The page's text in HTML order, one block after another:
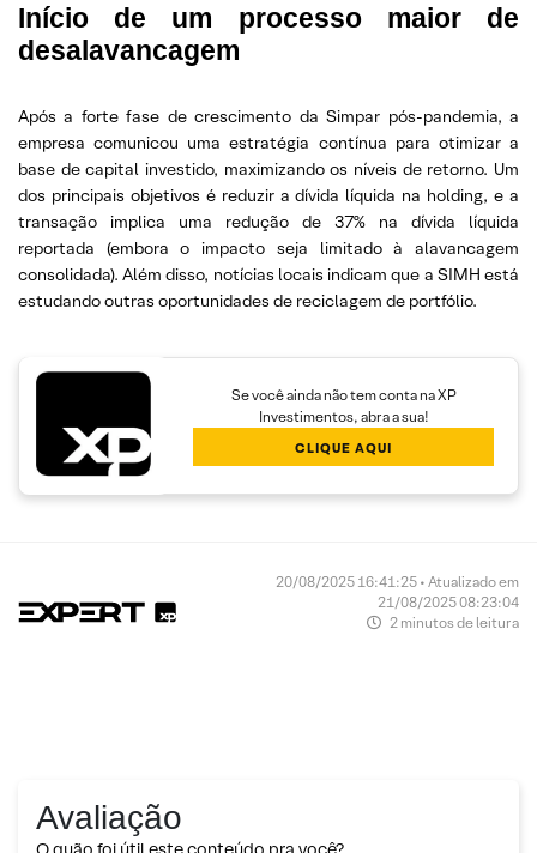
Início de um processo maior de
desalavancagem
Após a forte fase de crescimento da Simpar pós-pandemia, a
empresa comunicou uma estratégia contínua para otimizar a
base de capital investido, maximizando os níveis de retorno. Um
dos principais objetivos é reduzir a dívida líquida na holding, e a
transação implica uma redução de 37% na dívida líquida
reportada (embora o impacto seja limitado à alavancagem
consolidada). Além disso, notícias locais indicam que a SIMH está
estudando outras oportunidades de reciclagem de portfólio.
Se você ainda não tem conta na XP
Investimentos, abra a sua!
CLIQUE AQUI
20/08/2025 16:41:25 • Atualizado em
21/08/2025 08:23:04
2 minutos de leitura
Avaliação